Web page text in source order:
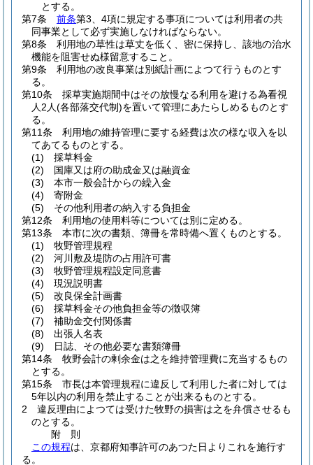
とする。
第7条
前条第3、4項に規定する事項については利用者の共
同事業として必ず実施しなければならない。
第8条
利用地の草性は草丈を低く、密に保持し、該地の治水
機能を阻害せぬ様留意すること。
第9条
利用地の改良事業は別紙計画によつて行うものとす
る。
第10条
採草実施期間中はその放慢なる利用を避ける為看視
人2人(各部落交代制)を置いて管理にあたらしめるものとす
る。
第11条
利用地の維持管理に要する経費は次の様な収入を以
てあてるものとする。
(1)
採草料金
(2)
国庫又は府の助成金又は融資金
(3)
本市一般会計からの繰入金
(4)
寄附金
(5)
その他利用者の納入する負担金
第12条
利用地の使用料等については別に定める。
第13条
本市に次の書類、簿冊を常時備へ置くものとする。
(1)
牧野管理規程
(2)
河川敷及堤防の占用許可書
(3)
牧野管理規程設定同意書
(4)
現況説明書
(5)
改良保全計画書
(6)
採草料金その他負担金等の徴収簿
(7)
補助金交付関係書
(8)
出張人名表
(9)
日誌、その他必要な書類簿冊
第14条
牧野会計の剰余金は之を維持管理費に充当するもの
とする。
第15条
市長は本管理規程に違反して利用した者に対しては
5年以内の利用を禁止することが出来るものとする。
2
違反理由によつては受けた牧野の損害は之を弁償させるも
のとする。
附 則
この規程は、京都府知事許可のあつた日よりこれを施行す
る。